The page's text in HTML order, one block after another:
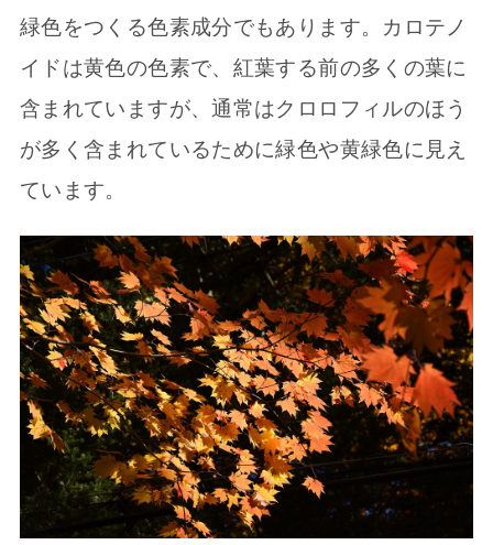
緑色をつくる色素成分でもあります。カロテノ
イドは黄色の色素で、紅葉する前の多くの葉に
含まれていますが、通常はクロロフィルのほう
が多く含まれているために緑色や黄緑色に見え
ています。